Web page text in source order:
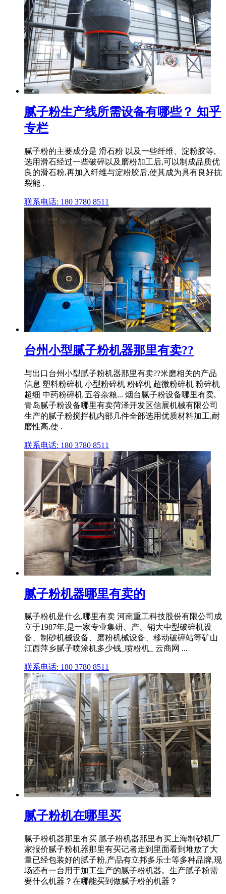
腻子粉生产线所需设备有哪些？ 知乎
专栏
腻子粉的主要成分是 滑石粉 以及一些纤维、淀粉胶等,
选用滑石经过一些破碎以及磨粉加工后,可以制成品质优
良的滑石粉,再加入纤维与淀粉胶后,使其成为具有良好抗
裂能 .
联系电话: 180 3780 8511
台州小型腻子粉机器那里有卖??
与出口台州小型腻子粉机器那里有卖??米磨相关的产品
信息 塑料粉碎机 小型粉碎机 粉碎机 超微粉碎机 粉碎机
超细 中药粉碎机 五谷杂粮... 烟台腻子粉设备哪里有卖,
青岛腻子粉设备哪里有卖菏泽开发区信展机械有限公司
生产的腻子粉搅拌机内部几件全部选用优质材料加工,耐
磨性高,使 .
联系电话: 180 3780 8511
腻子粉机器哪里有卖的
腻子粉机是什么,哪里有卖 河南重工科技股份有限公司成
立于1987年,是一家专业集研、产、销大中型破碎机设
备、制砂机械设备、磨粉机械设备、移动破碎站等矿山
江西萍乡腻子喷涂机多少钱_喷粉机_ 云商网 ...
联系电话: 180 3780 8511
腻子粉机在哪里买
腻子粉机器那里有买 腻子粉机器那里有买上海制砂机厂
家报价腻子粉机器那里有买记者走到里面看到堆放了大
量已经包装好的腻子粉,产品有立邦多乐士等多种品牌,现
场还有一台用于加工生产的腻子粉机器。生产腻子粉需
要什么机器？在哪能买到做腻子粉的机器？